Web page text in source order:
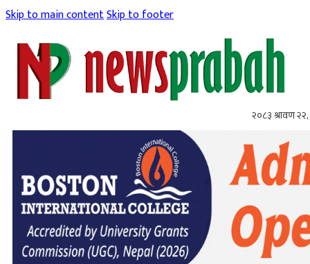
Skip to main contentSkip to footer
२०८३ श्रावण २२,